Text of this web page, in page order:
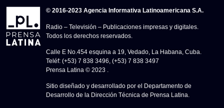
© 2016-2023 Agencia Informativa Latinoamericana S.A.
Radio – Televisión – Publicaciones impresas y digitales.
Todos los derechos reservados.
Calle E No.454 esquina a 19, Vedado, La Habana, Cuba.
Teléf: (+53) 7 838 3496, (+53) 7 838 3497
Prensa Latina © 2023 .
Sitio diseñado y desarrollado por el Departamento de
Desarrollo de la Dirección Técnica de Prensa Latina.